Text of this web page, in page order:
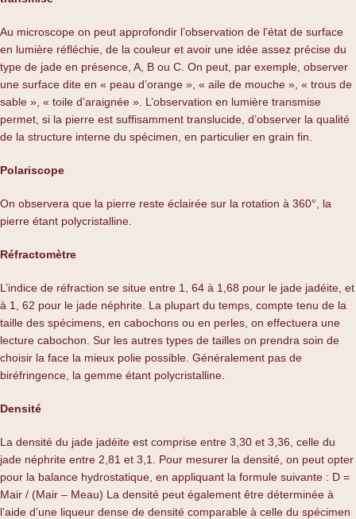
Au microscope on peut approfondir l’observation de l’état de surface
en lumière réfléchie, de la couleur et avoir une idée assez précise du
type de jade en présence, A, B ou C. On peut, par exemple, observer
une surface dite en « peau d’orange », « aile de mouche », « trous de
sable », « toile d’araignée ». L’observation en lumière transmise
permet, si la pierre est suffisamment translucide, d’observer la qualité
de la structure interne du spécimen, en particulier en grain fin.
Polariscope
On observera que la pierre reste éclairée sur la rotation à 360°, la
pierre étant polycristalline.
Réfractomètre
L’indice de réfraction se situe entre 1, 64 à 1,68 pour le jade jadéite, et
à 1, 62 pour le jade néphrite. La plupart du temps, compte tenu de la
taille des spécimens, en cabochons ou en perles, on effectuera une
lecture cabochon. Sur les autres types de tailles on prendra soin de
choisir la face la mieux polie possible. Généralement pas de
biréfringence, la gemme étant polycristalline.
Densité
La densité du jade jadéite est comprise entre 3,30 et 3,36, celle du
jade néphrite entre 2,81 et 3,1. Pour mesurer la densité, on peut opter
pour la balance hydrostatique, en appliquant la formule suivante : D =
Mair / (Mair – Meau) La densité peut également être déterminée à
l’aide d’une liqueur dense de densité comparable à celle du spécimen